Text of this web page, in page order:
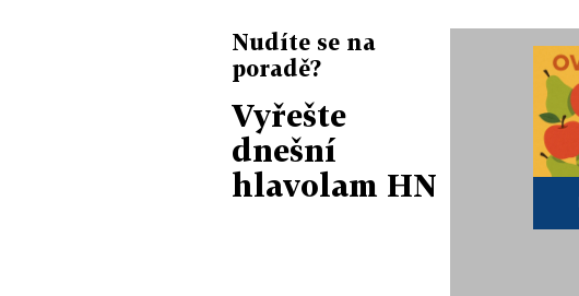
Nudíte se na
poradě?
Vyřešte
dnešní
hlavolam HN